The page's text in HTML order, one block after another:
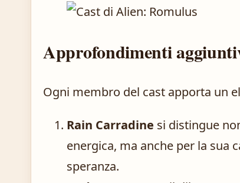
Approfondimenti
Ogni membro del cast apporta un
Rain Carradine si distingue
energica, ma anche per la sua
speranza.